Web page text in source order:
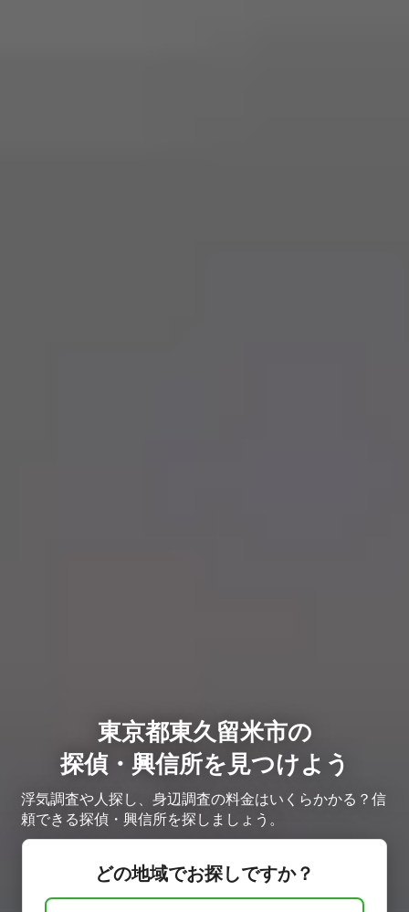
東京都東久留米市の
探偵・興信所を見つけよう
浮気調査や人探し、身辺調査の料金はいくらかかる？信
頼できる探偵・興信所を探しましょう。
どの地域でお探しですか？